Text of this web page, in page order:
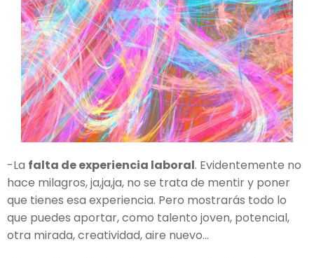
-La falta de experiencia laboral. Evidentemente no
hace milagros, ja,ja,ja, no se trata de mentir y poner
que tienes esa experiencia. Pero mostrarás todo lo
que puedes aportar, como talento joven, potencial,
otra mirada, creatividad, aire nuevo…